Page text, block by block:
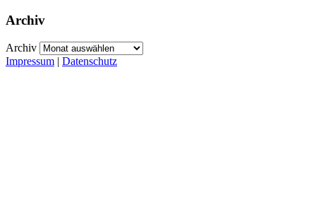
Archiv
Archiv
Impressum | Datenschutz